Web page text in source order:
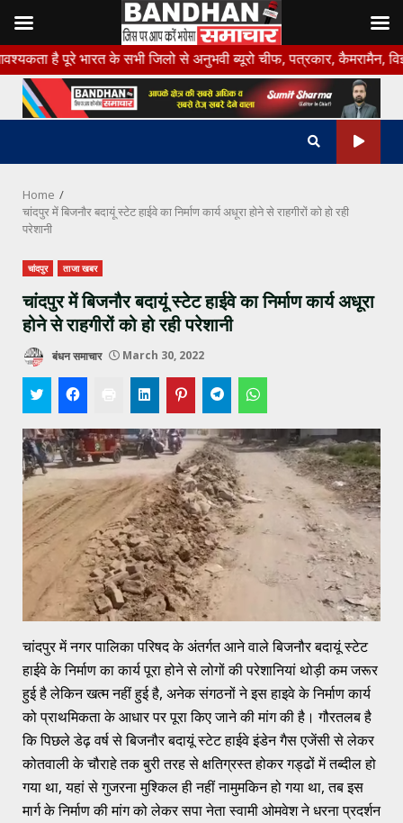
Skip
to
content
के सभी जिलो से अनुभवी ब्यूरो चीफ, पत्रकार, कैमरामैन, विज्ञापन
Home
चांदपुर में बिजनौर बदायूं स्टेट हाईवे का निर्माण कार्य अधूरा होने से राहगीरों को हो रही
परेशानी
चांदपुर ताजा खबर
चांदपुर में बिजनौर बदायूं स्टेट हाईवे का निर्माण कार्य अधूरा
होने से राहगीरों को हो रही परेशानी
बंधन समाचार March 30, 2022
चांदपुर में नगर पालिका परिषद के अंतर्गत आने वाले बिजनौर बदायूं स्टेट
हाईवे के निर्माण का कार्य पूरा होने से लोगों की परेशानियां थोड़ी कम जरूर
हुई है लेकिन खत्म नहीं हुई है, अनेक संगठनों ने इस हाइवे के निर्माण कार्य
को प्राथमिकता के आधार पर पूरा किए जाने की मांग की है। गौरतलब है
कि पिछले डेढ़ वर्ष से बिजनौर बदायूं स्टेट हाईवे इंडेन गैस एजेंसी से लेकर
कोतवाली के चौराहे तक बुरी तरह से क्षतिग्रस्त होकर गड्ढों में तब्दील हो
गया था, यहां से गुजरना मुश्किल ही नहीं नामुमकिन हो गया था, तब इस
मार्ग के निर्माण की मांग को लेकर सपा नेता स्वामी ओमवेश ने धरना प्रदर्शन